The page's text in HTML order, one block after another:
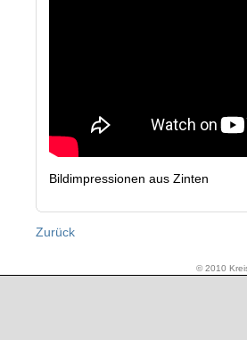
Bildimpressionen aus Zinten
Zurück
© 2010